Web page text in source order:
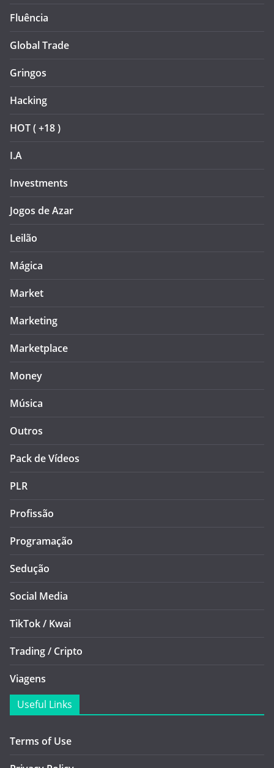
Fluência
Global Trade
Gringos
Hacking
HOT ( +18 )
I.A
Investments
Jogos de Azar
Leilão
Mágica
Market
Marketing
Marketplace
Money
Música
Outros
Pack de Vídeos
PLR
Profissão
Programação
Sedução
Social Media
TikTok / Kwai
Trading / Cripto
Viagens
Useful Links
Terms of Use